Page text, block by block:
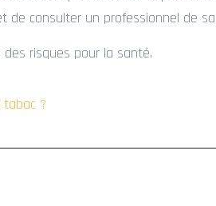
consulter un professionnel de
risques pour la santé.
?